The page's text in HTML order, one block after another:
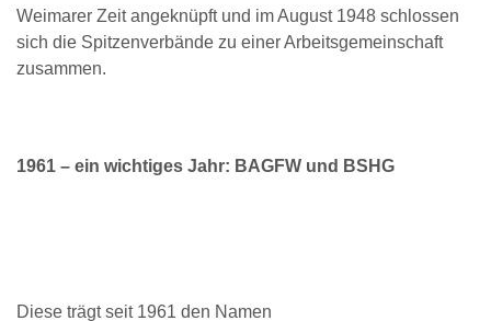
Weimarer Zeit angeknüpft und im August 1948 schlossen
sich die Spitzenverbände zu einer Arbeitsgemeinschaft
zusammen.
1961 – ein wichtiges Jahr: BAGFW und BSHG
Diese trägt seit 1961 den Namen